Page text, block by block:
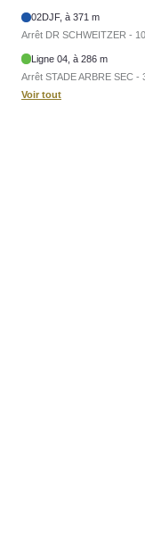
02DJF, à 371 m
Arrêt DR SCHWEITZER -
Ligne 04, à 286 m
Arrêt STADE ARBRE SEC -
Voir tout